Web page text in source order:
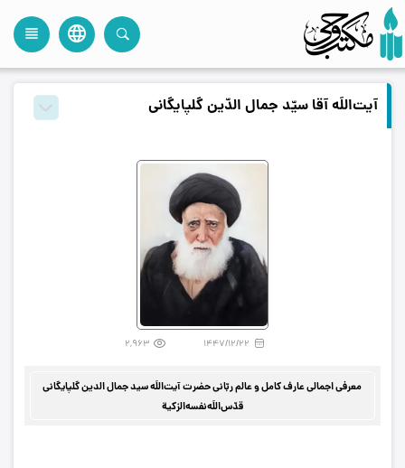
language
view_headline
آیت‌اللَه آقا سیّد جمال‌ الدّین گلپایگانی
1447/12/22
2,963
معرفی اجمالی عارف کامل و عالم ربّانی حضرت آیت‌اللَه سید جمال الدین گلپایگانی
قدّس‌اللَه‌نفسه‌الزکیة